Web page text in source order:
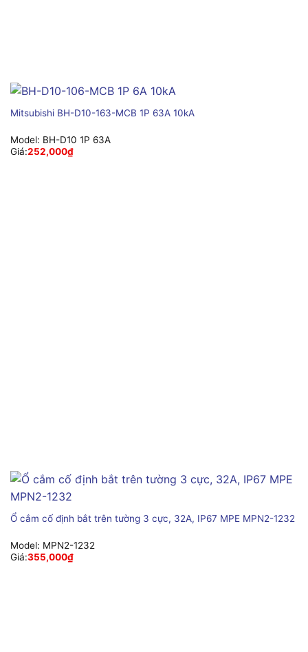
Mitsubishi BH-D10-163-MCB 1P 63A 10kA
Model: BH-D10 1P 63A
Giá:252,000₫
Ổ cắm cố định bắt trên tường 3 cực, 32A, IP67 MPE MPN2-1232
Model: MPN2-1232
Giá:355,000₫